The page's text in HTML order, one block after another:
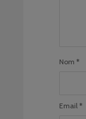
Nom *
Email *